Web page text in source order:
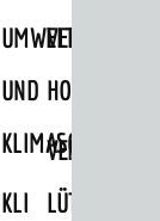
UMWELT-
UND
KLIMASCHUTZ
KLIMASCHUTZ